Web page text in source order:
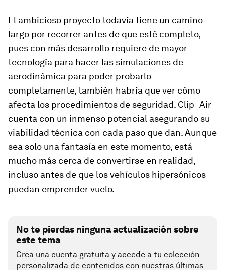
El ambicioso proyecto todavía tiene un camino
largo por recorrer antes de que esté completo,
pues con más desarrollo requiere de mayor
tecnología para hacer las simulaciones de
aerodinámica para poder probarlo
completamente, también habría que ver cómo
afecta los procedimientos de seguridad. Clip- Air
cuenta con un inmenso potencial asegurando su
viabilidad técnica con cada paso que dan. Aunque
sea solo una fantasía en este momento, está
mucho más cerca de convertirse en realidad,
incluso antes de que los vehículos hipersónicos
puedan emprender vuelo.
No te pierdas ninguna actualización sobre
este tema
Crea una cuenta gratuita y accede a tu colección
personalizada de contenidos con nuestras últimas